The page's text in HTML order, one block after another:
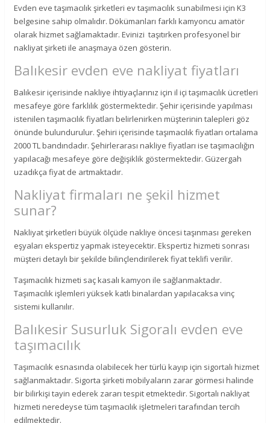
Evden eve taşımacılık şirketleri ev taşımacılık sunabilmesi için K3
belgesine sahip olmalıdır. Dökümanları farklı kamyoncu amatör
olarak hizmet sağlamaktadır. Evinizi taşıtırken profesyonel bir
nakliyat şirketi ile anaşmaya özen gösterin.
Balıkesir evden eve nakliyat fiyatları
Balıkesir içerisinde nakliye ihtiyaçlarınız için il içi taşımacılık ücretleri
mesafeye göre farklılık göstermektedir. Şehir içerisinde yapılması
istenilen taşımacılık fiyatları belirlenirken müşterinin talepleri göz
önünde bulundurulur. Şehiri içerisinde taşımacılık fiyatları ortalama
2000 TL bandındadır. Şehirlerarası nakliye fiyatları ise taşımacılığın
yapılacağı mesafeye göre değişiklik göstermektedir. Güzergah
uzadıkça fiyat de artmaktadır.
Nakliyat firmaları ne şekil hizmet
sunar?
Nakliyat şirketleri büyük ölçüde nakliye öncesi taşınması gereken
eşyaları ekspertiz yapmak isteyecektir. Ekspertiz hizmeti sonrası
müşteri detaylı bir şekilde bilinçlendirilerek fiyat teklifi verilir.
Taşımacılık hizmeti saç kasalı kamyon ile sağlanmaktadır.
Taşımacılık işlemleri yüksek katlı binalardan yapılacaksa vinç
sistemi kullanılır.
Balıkesir Susurluk Sigoralı evden eve
taşımacılık
Taşımacılık esnasında olabilecek her türlü kayıp için sigortalı hizmet
sağlanmaktadır. Sigorta şirketi mobilyaların zarar görmesi halinde
bir bilirkişi tayin ederek zararı tespit etmektedir. Sigortalı nakliyat
hizmeti neredeyse tüm taşımacılık işletmeleri tarafından tercih
edilmektedir.